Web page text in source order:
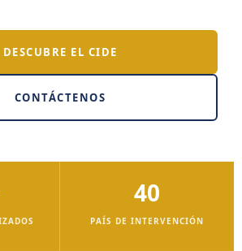
DESCUBRE EL CIDE
CONTÁCTENOS
40
PAÍS DE INTERVENCIÓN